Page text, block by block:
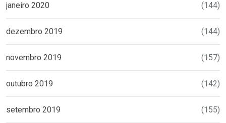
janeiro 2020 (144)
dezembro 2019 (144)
novembro 2019 (157)
outubro 2019 (142)
setembro 2019 (155)